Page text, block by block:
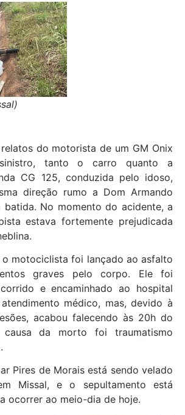
do motorista de um GM Onix
tanto o carro quanto a
CG 125, conduzida pelo idoso,
direção rumo a Dom Armando
batida. No momento do acidente, a
estava fortemente prejudicada
motociclista foi lançado ao asfalto
graves pelo corpo. Ele foi
e encaminhado ao hospital
médico, mas, devido à
acabou falecendo às 20h do
da morto foi traumatismo
Pires de Morais está sendo velado
Missal, e o sepultamento está
ocorrer ao meio-dia de hoje.